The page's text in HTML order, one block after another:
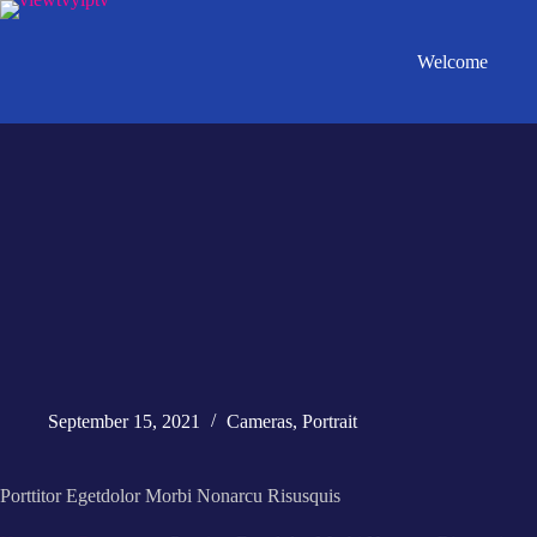
Welcome
September 15, 2021 Cameras, Portrait
Porttitor Egetdolor Morbi Nonarcu Risusquis